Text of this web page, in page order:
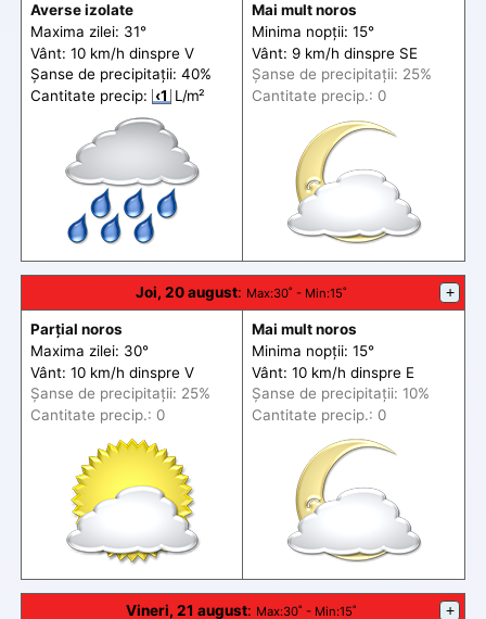
Averse izolate
Maxima zilei: 31°
Vânt: 10 km/h dinspre V
Șanse de precipitații: 40%
Cantitate precip: ‹1 L/m²
Mai mult noros
Minima nopții: 15°
Vânt: 9 km/h dinspre SE
Șanse de precipitații: 25%
Cantitate precip.: 0
Joi, 20 august: Max:30˚ - Min:15˚ +
Parțial noros
Maxima zilei: 30°
Vânt: 10 km/h dinspre V
Șanse de precipitații: 25%
Cantitate precip.: 0
Mai mult noros
Minima nopții: 15°
Vânt: 10 km/h dinspre E
Șanse de precipitații: 10%
Cantitate precip.: 0
Vineri, 21 august: Max:30˚ - Min:15˚ +